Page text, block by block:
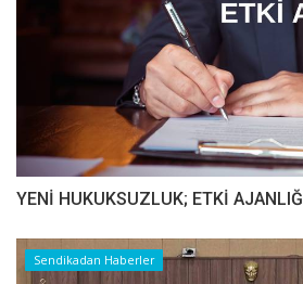
YENİ HUKUKSUZLUK; ETKİ AJANLIĞI
Sendikadan Haberler